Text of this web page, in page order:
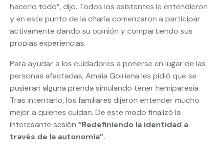
hacerlo todo”, dijo. Todos los asistentes le entendieron
y en este punto de la charla comenzaron a participar
activamente dando su opinión y compartiendo sus
propias experiencias.
Para ayudar a los cuidadores a ponerse en lugar de las
personas afectadas, Amaia Goiriena les pidió que se
pusieran alguna prenda simulando tener hemiparesia.
Tras intentarlo, los familiares dijeron entender mucho
mejor a quienes cuidan. De este modo finalizó la
interesante sesión “Redefiniendo la identidad a
través de la autonomía”.